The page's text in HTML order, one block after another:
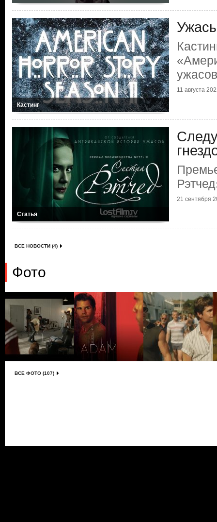
Кастинг
11 августа
Статья
21 сентября
ВСЕ НОВОСТИ (4)
Фото
ВСЕ ФОТО (107)